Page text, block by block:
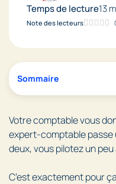
Temps de lecture13
Note des lecteurs
Sommaire
Votre comptable vous
expert-comptable passe
deux, vous pilotez un peu
C’est exactement pour